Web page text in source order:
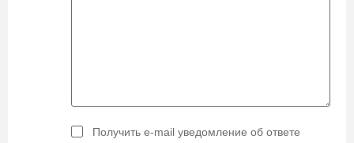
Получить e-mail уведомление об ответе